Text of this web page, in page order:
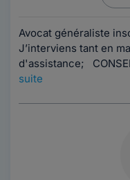
Avocat généraliste
J’interviens tant en
d'assistance;
suite